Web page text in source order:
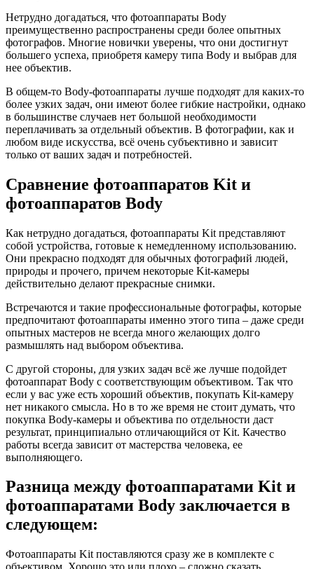
Нетрудно догадаться, что фотоаппараты Body
преимущественно распространены среди более опытных
фотографов. Многие новички уверены, что они достигнут
большего успеха, приобретя камеру типа Body и выбрав для
нее объектив.
В общем-то Body-фотоаппараты лучше подходят для каких-то
более узких задач, они имеют более гибкие настройки, однако
в большинстве случаев нет большой необходимости
переплачивать за отдельный объектив. В фотографии, как и
любом виде искусства, всё очень субъективно и зависит
только от ваших задач и потребностей.
Сравнение фотоаппаратов Kit и
фотоаппаратов Body
Как нетрудно догадаться, фотоаппараты Kit представляют
собой устройства, готовые к немедленному использованию.
Они прекрасно подходят для обычных фотографий людей,
природы и прочего, причем некоторые Kit-камеры
действительно делают прекрасные снимки.
Встречаются и такие профессиональные фотографы, которые
предпочитают фотоаппараты именно этого типа – даже среди
опытных мастеров не всегда много желающих долго
размышлять над выбором объектива.
С другой стороны, для узких задач всё же лучше подойдет
фотоаппарат Body с соответствующим объективом. Так что
если у вас уже есть хороший объектив, покупать Kit-камеру
нет никакого смысла. Но в то же время не стоит думать, что
покупка Body-камеры и объектива по отдельности даст
результат, принципиально отличающийся от Kit. Качество
работы всегда зависит от мастерства человека, ее
выполняющего.
Разница между фотоаппаратами Kit и
фотоаппаратами Body заключается в
следующем:
Фотоаппараты Kit поставляются сразу же в комплекте с